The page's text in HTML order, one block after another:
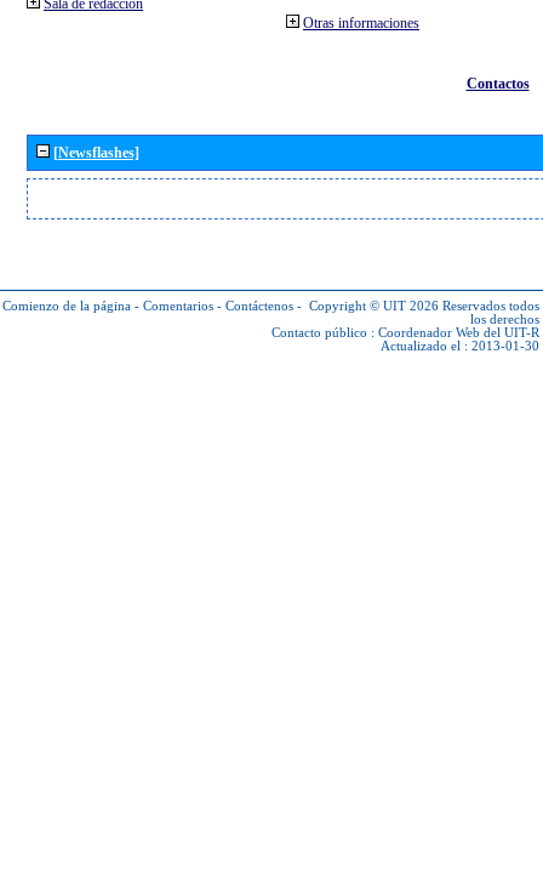
Otras informaciones
Contactos
[Newsflashes]
Comienzo de la página - Comentarios - Contáctenos - Copyright © UIT 2026 Reservados todos
los derechos
Contacto público : Coordenador Web del UIT-R
Actualizado el : 2013-01-30